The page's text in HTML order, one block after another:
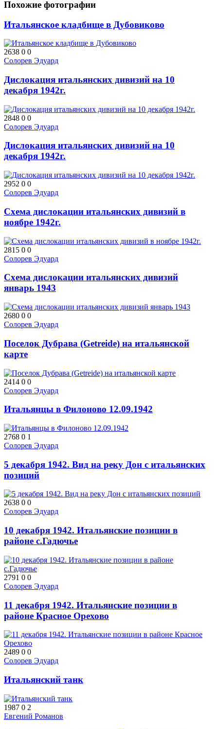
Похожие фотографии
Итальянское кладбище в Дубовиково
2638 0 0
Солорев Эдуард
Дислокация итальянских дивизий на 10
декабря 1942г.
2848 0 0
Солорев Эдуард
Дислокация итальянских дивизий на 10
декабря 1942г.
2952 0 0
Солорев Эдуард
Схема дислокации итальянских дивизий в
ноябре 1942г.
2815 0 0
Солорев Эдуард
Схема дислокации итальянских дивизий
январь 1943
2680 0 0
Солорев Эдуард
Поселок Дубрава (Getreide) на итальянской
карте
2414 0 0
Солорев Эдуард
Итальянцы в Филоново 12.09.1942
2768 0 1
Солорев Эдуард
5 декабря 1942. Вид на реку Дон с итальянских
позиций
2638 0 0
Солорев Эдуард
10 декабря 1942. Итальянские позиции в
районе с.Гадючье
2791 0 0
Солорев Эдуард
11 декабря 1942. Итальянские позиции в
районе Красное Орехово
2489 0 0
Солорев Эдуард
Итальянский танк
1987 0 2
Евгений Романов